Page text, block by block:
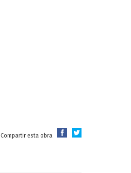
Compartir esta obra